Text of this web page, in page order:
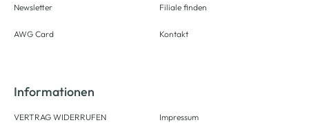
Newsletter
AWG Card
Filiale finden
Kontakt
Informationen
VERTRAG WIDERRUFEN Impressum